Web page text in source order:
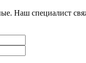
Наш специалист